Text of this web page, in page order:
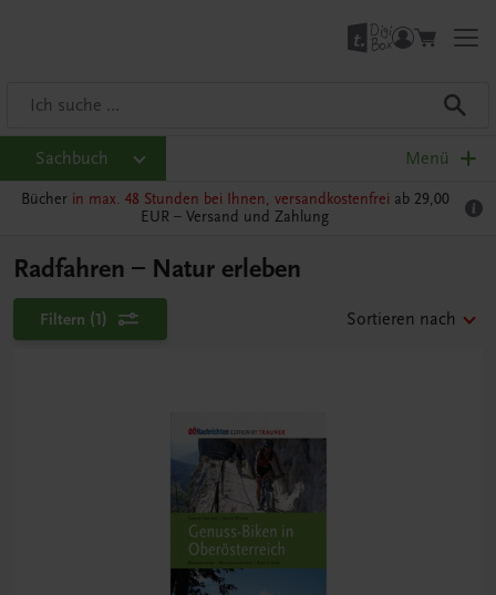
Sachbuch Menü
Bücher in max. 48 Stunden bei Ihnen, versandkostenfrei ab 29,00
EUR – Versand und Zahlung
Radfahren – Natur erleben
Filtern (1) Sortieren nach